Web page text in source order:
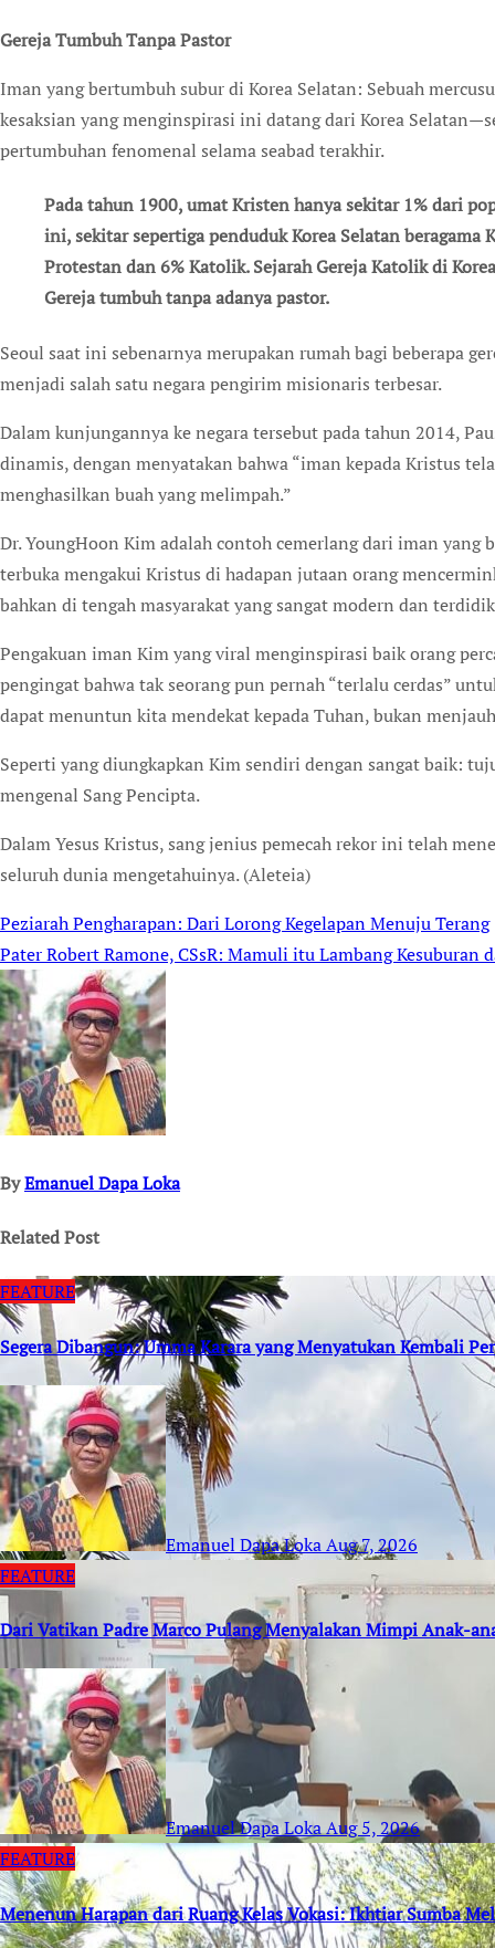
Gereja Tumbuh Tanpa Pastor
Iman yang bertumbuh subur di Korea Selatan: Sebuah
kesaksian yang menginspirasi ini datang dari Korea
pertumbuhan fenomenal selama seabad terakhir.
Pada tahun 1900, umat Kristen hanya sekitar 1% dari
ini, sekitar sepertiga penduduk Korea Selatan
Protestan dan 6% Katolik. Sejarah Gereja Katolik di
Gereja tumbuh tanpa adanya pastor.
Seoul saat ini sebenarnya merupakan rumah bagi beberapa
menjadi salah satu negara pengirim misionaris terbesar.
Dalam kunjungannya ke negara tersebut pada tahun 2014,
dinamis, dengan menyatakan bahwa “iman kepada Kristus
menghasilkan buah yang melimpah.”
Dr. YoungHoon Kim adalah contoh cemerlang dari iman yang
terbuka mengakui Kristus di hadapan jutaan orang
bahkan di tengah masyarakat yang sangat modern dan
Pengakuan iman Kim yang viral menginspirasi baik orang
pengingat bahwa tak seorang pun pernah “terlalu cerdas”
dapat menuntun kita mendekat kepada Tuhan, bukan
Seperti yang diungkapkan Kim sendiri dengan sangat baik:
mengenal Sang Pencipta.
Dalam Yesus Kristus, sang jenius pemecah rekor ini telah
seluruh dunia mengetahuinya. (Aleteia)
Post
navigation
Peziarah Pengharapan: Dari Lorong Kegelapan Menuju Terang
Pater Robert Ramone, CSsR: Mamuli itu Lambang Kesuburan
ByEmanuel Dapa Loka
Related Post
FEATURE
Segera Dibangun: Umma Karara yang Menyatukan Kembali
Emanuel Dapa LokaAug 7, 2026
FEATURE
Dari Vatikan Padre Marco Pulang Menyalakan Mimpi Anak-
Emanuel Dapa LokaAug 5, 2026
FEATURE
Menenun Harapan dari Ruang Kelas Vokasi: Ikhtiar Sumba